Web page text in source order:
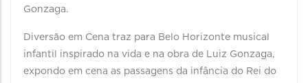
Gonzaga.
Diversão em Cena traz para Belo Horizonte musical
infantil inspirado na vida e na obra de Luiz Gonzaga,
expondo em cena as passagens da infância do Rei do